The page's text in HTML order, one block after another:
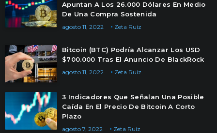
Apuntan A Los 26.000 Dólares En Medio
De Una Compra Sostenida
Zeta Ruiz
agosto 11, 2022
Bitcoin (BTC) Podría Alcanzar Los USD
$700.000 Tras El Anuncio De BlackRock
Zeta Ruiz
agosto 11, 2022
3 Indicadores Que Señalan Una Posible
Caída En El Precio De Bitcoin A Corto
Plazo
Zeta Ruiz
agosto 7, 2022